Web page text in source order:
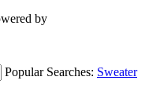
by
Popular Searches: Sweater